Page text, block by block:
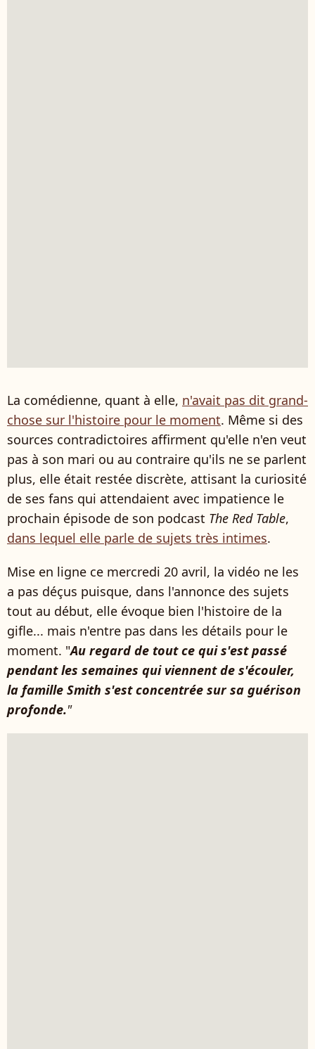
La comédienne, quant à elle, n'avait pas dit grand-
chose sur l'histoire pour le moment. Même si des
sources contradictoires affirment qu'elle n'en veut
pas à son mari ou au contraire qu'ils ne se parlent
plus, elle était restée discrète, attisant la curiosité
de ses fans qui attendaient avec impatience le
prochain épisode de son podcast The Red Table,
dans lequel elle parle de sujets très intimes.
Mise en ligne ce mercredi 20 avril, la vidéo ne les
a pas déçus puisque, dans l'annonce des sujets
tout au début, elle évoque bien l'histoire de la
gifle... mais n'entre pas dans les détails pour le
moment. "Au regard de tout ce qui s'est passé
pendant les semaines qui viennent de s'écouler,
la famille Smith s'est concentrée sur sa guérison
profonde."